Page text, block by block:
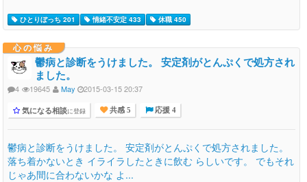
ひとりぼっち 201 情緒不安定 433 休職 450
心の悩み
鬱病と診断をうけました。 安定剤がとんぷくで処方され
ました。
4 19645 May 2015-03-15 20:37
気になる相談に登録 共感 5 応援 4
鬱病と診断をうけました。 安定剤がとんぷくで処方されました。
落ち着かないとき イライラしたときに飲む らしいです。 でもそれ
じゃあ間に合わないかな よ...